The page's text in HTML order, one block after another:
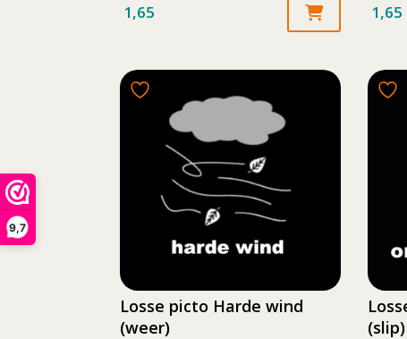
9,7
1,65 1,65
Losse picto Harde wind
(weer)
(slip)